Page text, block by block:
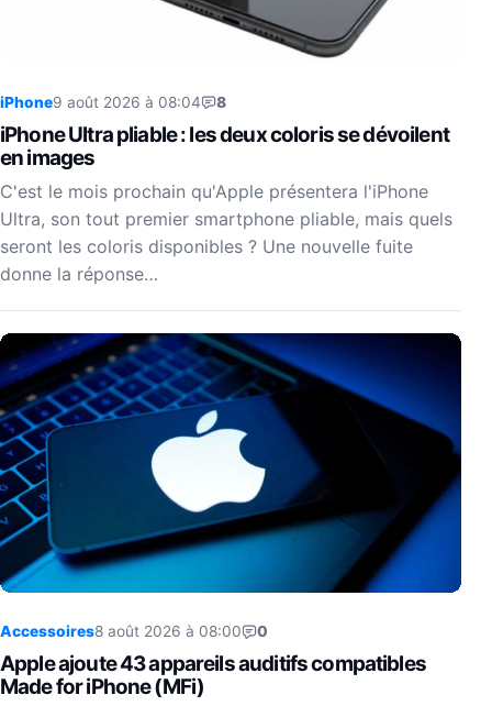
iPhone9 août 2026 à 08:04 8
iPhone Ultra pliable : les deux coloris se dévoilent
en images
C'est le mois prochain qu'Apple présentera l'iPhone
Ultra, son tout premier smartphone pliable, mais quels
seront les coloris disponibles ? Une nouvelle fuite
donne la réponse…
Accessoires8 août 2026 à 08:00 0
Apple ajoute 43 appareils auditifs compatibles
Made for iPhone (MFi)